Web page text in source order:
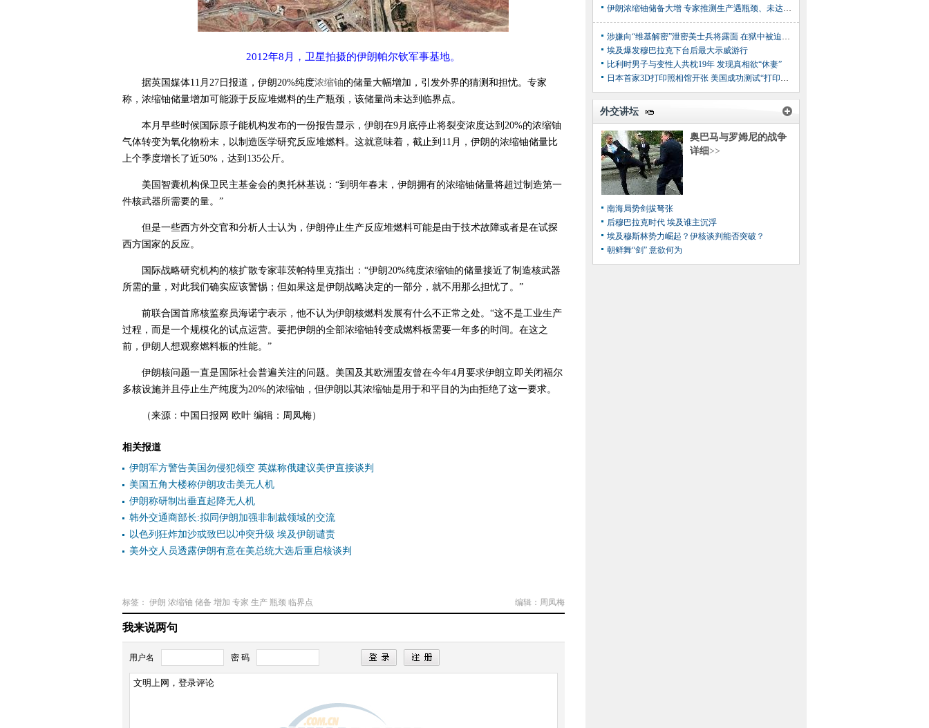
2012年8月，卫星拍摄的伊朗帕尔钦军事基地。
据英国媒体11月27日报道，伊朗20%纯度浓缩铀的储量大幅增加，引发外界的猜测和担忧。专家
称，浓缩铀储量增加可能源于反应堆燃料的生产瓶颈，该储量尚未达到临界点。
本月早些时候国际原子能机构发布的一份报告显示，伊朗在9月底停止将裂变浓度达到20%的浓缩铀
气体转变为氧化物粉末，以制造医学研究反应堆燃料。这就意味着，截止到11月，伊朗的浓缩铀储量比
上个季度增长了近50%，达到135公斤。
美国智囊机构保卫民主基金会的奥托林基说：“到明年春末，伊朗拥有的浓缩铀储量将超过制造第一
件核武器所需要的量。”
但是一些西方外交官和分析人士认为，伊朗停止生产反应堆燃料可能是由于技术故障或者是在试探
西方国家的反应。
国际战略研究机构的核扩散专家菲茨帕特里克指出：“伊朗20%纯度浓缩铀的储量接近了制造核武器
所需的量，对此我们确实应该警惕；但如果这是伊朗战略决定的一部分，就不用那么担忧了。”
前联合国首席核监察员海诺宁表示，他不认为伊朗核燃料发展有什么不正常之处。“这不是工业生产
过程，而是一个规模化的试点运营。要把伊朗的全部浓缩铀转变成燃料板需要一年多的时间。在这之
前，伊朗人想观察燃料板的性能。”
伊朗核问题一直是国际社会普遍关注的问题。美国及其欧洲盟友曾在今年4月要求伊朗立即关闭福尔
多核设施并且停止生产纯度为20%的浓缩铀，但伊朗以其浓缩铀是用于和平目的为由拒绝了这一要求。
（来源：中国日报网 欧叶 编辑：周凤梅）
相关报道
伊朗军方警告美国勿侵犯领空 英媒称俄建议美伊直接谈判
美国五角大楼称伊朗攻击美无人机
伊朗称研制出垂直起降无人机
韩外交通商部长:拟同伊朗加强非制裁领域的交流
以色列狂炸加沙或致巴以冲突升级 埃及伊朗谴责
美外交人员透露伊朗有意在美总统大选后重启核谈判
编辑：周凤梅
标签： 伊朗 浓缩铀 储备 增加 专家 生产 瓶颈 临界点
我来说两句
用户名 密 码
伊朗浓缩铀储备大增 专家推测生产遇瓶颈、未达临界点
涉嫌向“维基解密”泄密美士兵将露面 在狱中被迫裸睡
埃及爆发穆巴拉克下台后最大示威游行
比利时男子与变性人共枕19年 发现真相欲“休妻”
日本首家3D打印照相馆开张 美国成功测试“打印枪支”
外交讲坛
奥巴马与罗姆尼的战争
详细>>
南海局势剑拔弩张
后穆巴拉克时代 埃及谁主沉浮
埃及穆斯林势力崛起？伊核谈判能否突破？
朝鲜舞“剑” 意欲何为